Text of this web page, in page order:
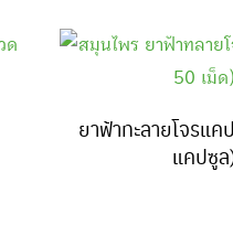
ยาฟ้าทะลายโจรแ
แคปซู